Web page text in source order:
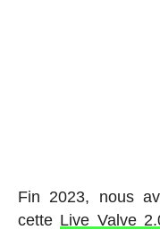
Fin 2023, nous
cette Live Valve